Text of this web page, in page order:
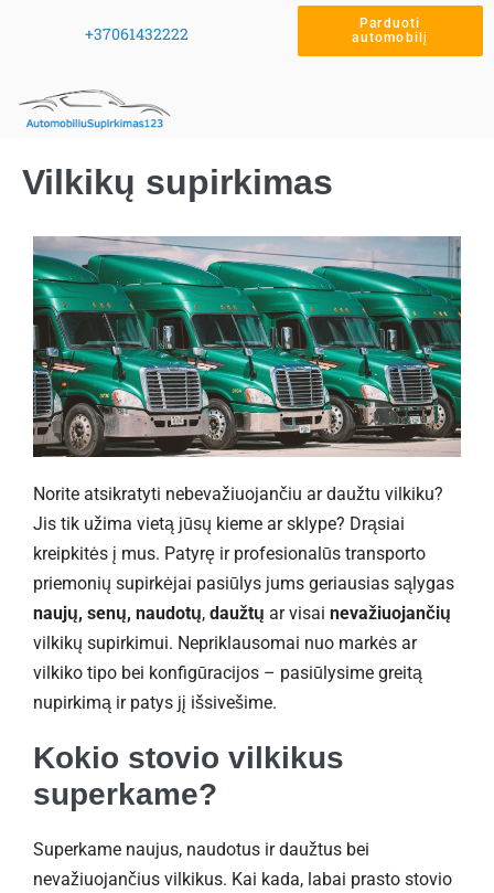
+37061432222
Parduoti
automobilį
Vilkikų supirkimas
Norite atsikratyti nebevažiuojančiu ar daužtu vilkiku?
Jis tik užima vietą jūsų kieme ar sklype? Drąsiai
kreipkitės į mus. Patyrę ir profesionalūs transporto
priemonių supirkėjai pasiūlys jums geriausias sąlygas
naujų, senų, naudotų, daužtų ar visai nevažiuojančių
vilkikų supirkimui. Nepriklausomai nuo markės ar
vilkiko tipo bei konfigūracijos – pasiūlysime greitą
nupirkimą ir patys jį išsivešime.
Kokio stovio vilkikus
superkame?
Superkame naujus, naudotus ir daužtus bei
nevažiuojančius vilkikus. Kai kada, labai prasto stovio